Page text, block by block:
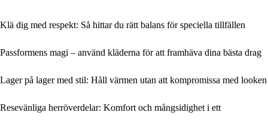
Klä dig med respekt: Så hittar du rätt balans för speciella tillfällen
Passformens magi – använd kläderna för att framhäva dina bästa drag
Lager på lager med stil: Håll värmen utan att kompromissa med looken
Resevänliga herröverdelar: Komfort och mångsidighet i ett